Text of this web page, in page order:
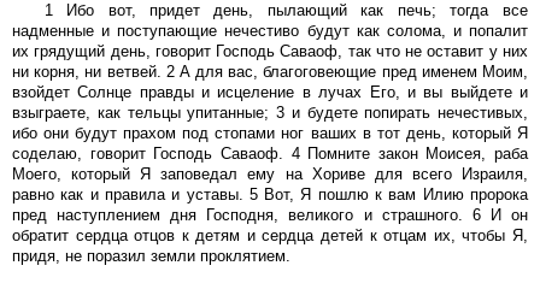
1 Ибо вот, придет день, пылающий как печь; тогда все
надменные и поступающие нечестиво будут как солома, и попалит
их грядущий день, говорит Господь Саваоф, так что не оставит у них
ни корня, ни ветвей. 2 А для вас, благоговеющие пред именем Моим,
взойдет Солнце правды и исцеление в лучах Его, и вы выйдете и
взыграете, как тельцы упитанные; 3 и будете попирать нечестивых,
ибо они будут прахом под стопами ног ваших в тот день, который Я
соделаю, говорит Господь Саваоф. 4 Помните закон Моисея, раба
Моего, который Я заповедал ему на Хориве для всего Израиля,
равно как и правила и уставы. 5 Вот, Я пошлю к вам Илию пророка
пред наступлением дня Господня, великого и страшного. 6 И он
обратит сердца отцов к детям и сердца детей к отцам их, чтобы Я,
придя, не поразил земли проклятием.